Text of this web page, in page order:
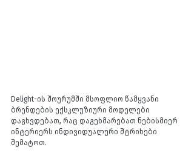
Delight-ის შოურუმში მსოფლიო წამყვანი
ბრენდების ექსკლუზიური მოდელები
დაგხვდებათ, რაც დაგეხმარებათ ნებისმიერ
ინტერიერს ინდივიდუალური შტრიხები
შემატოთ.